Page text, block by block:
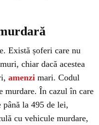
Există șoferi care nu
chiar dacă acestea
amenzi mari. Codul
murdare. În cazul în care
la 495 de lei,
cu vehicule murdare,